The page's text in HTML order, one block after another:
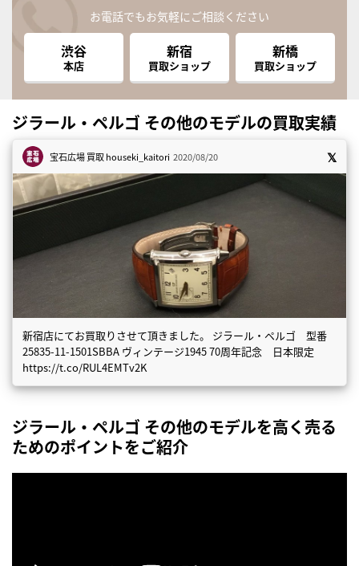
お電話でもお気軽にご相談ください
渋谷
本店
新宿
買取ショップ
新橋
買取ショップ
ジラール・ペルゴ その他のモデルの買取実績
宝石広場 買取houseki_kaitori 2020/08/20
新宿店にてお買取りさせて頂きました。 ジラール・ペルゴ 型番
25835-11-1501SBBA ヴィンテージ1945 70周年記念 日本限定
https://t.co/RUL4EMTv2K
ジラール・ペルゴ その他のモデルを高く売る
ためのポイントをご紹介